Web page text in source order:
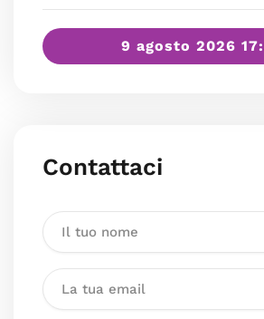
9 agosto 2026
Contattaci